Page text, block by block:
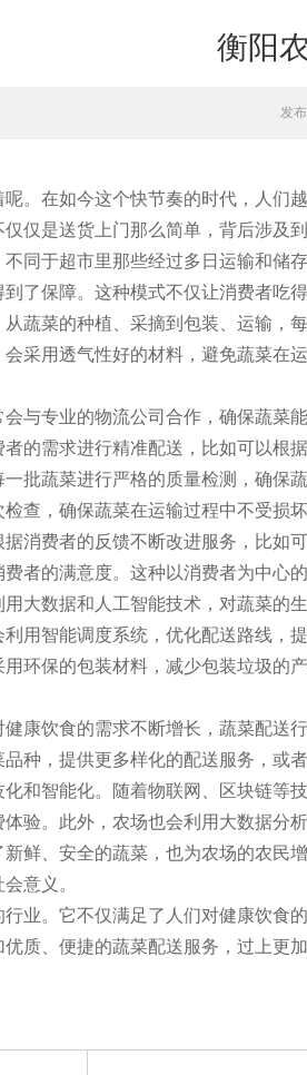
衡阳
发
。在如今这个快节奏的时代，人
仅是送货上门那么简单，背后涉及
同于超市里那些经过多日运输和
了保障。这种模式不仅让消费者吃
蔬菜的种植、采摘到包装、运输
采用透气性好的材料，避免蔬菜
与专业的物流公司合作，确保蔬
的需求进行精准配送，比如可以根
批蔬菜进行严格的质量检测，确
查，确保蔬菜在运输过程中不受损
消费者的反馈不断改进服务，比
者的满意度。这种以消费者为中心
大数据和人工智能技术，对蔬菜
用智能调度系统，优化配送路线，
环保的包装材料，减少包装垃圾
康饮食的需求不断增长，蔬菜配
种，提供更多样化的配送服务，或
和智能化。随着物联网、区块链
验。此外，农场也会利用大数据分
鲜、安全的蔬菜，也为农场的农
意义。
业。它不仅满足了人们对健康饮
质、便捷的蔬菜配送服务，过上更加